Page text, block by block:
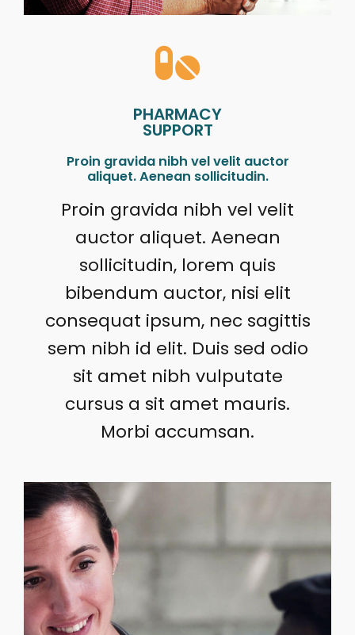
PHARMACY
SUPPORT
Proin gravida nibh vel velit auctor
aliquet. Aenean sollicitudin.
Proin gravida nibh vel velit
auctor aliquet. Aenean
sollicitudin, lorem quis
bibendum auctor, nisi elit
consequat ipsum, nec sagittis
sem nibh id elit. Duis sed odio
sit amet nibh vulputate
cursus a sit amet mauris.
Morbi accumsan.